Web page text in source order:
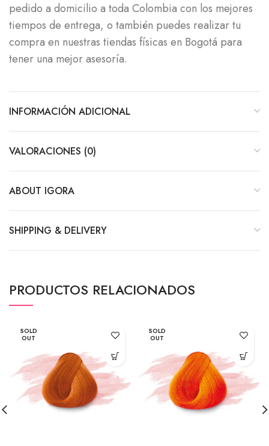
pedido a domicilio a toda Colombia con los mejores
tiempos de entrega, o también puedes realizar tu
compra en nuestras tiendas físicas en Bogotá para
tener una mejor asesoría.
INFORMACIÓN ADICIONAL
VALORACIONES (0)
ABOUT IGORA
SHIPPING & DELIVERY
PRODUCTOS RELACIONADOS
SOLD
OUT
SOLD
OUT